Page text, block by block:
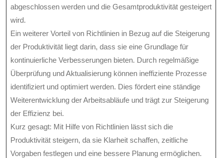
abgeschlossen werden und die Gesamtproduktivität gesteigert
wird.
Ein weiterer Vorteil von Richtlinien in Bezug auf die Steigerung
der Produktivität liegt darin, dass sie eine Grundlage für
kontinuierliche Verbesserungen bieten. Durch regelmäßige
Überprüfung und Aktualisierung können ineffiziente Prozesse
identifiziert und optimiert werden. Dies fördert eine ständige
Weiterentwicklung der Arbeitsabläufe und trägt zur Steigerung
der Effizienz bei.
Kurz gesagt: Mit Hilfe von Richtlinien lässt sich die
Produktivität steigern, da sie Klarheit schaffen, zeitliche
Vorgaben festlegen und eine bessere Planung ermöglichen.